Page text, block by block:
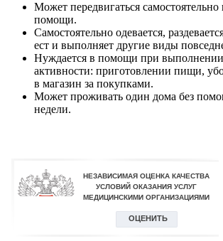
Может передвигаться самостоятельно
помощи.
Самостоятельно одевается,
ест и выполняет другие виды
Нуждается в помощи при
активности: приготовлении пищи,
в магазин за покупками.
Может проживать один дома без
недели.